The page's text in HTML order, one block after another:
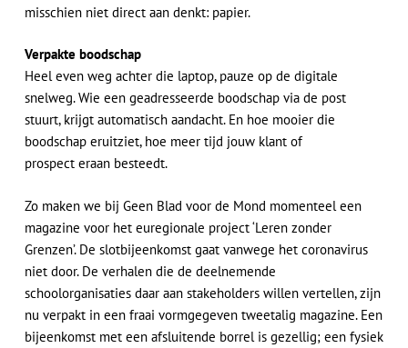
misschien niet direct aan denkt: papier.
Verpakte boodschap
Heel even weg achter die laptop, pauze op de digitale
snelweg. Wie een geadresseerde boodschap via de post
stuurt, krijgt automatisch aandacht. En hoe mooier die
boodschap eruitziet, hoe meer tijd jouw klant of
prospect eraan besteedt.
Zo maken we bij Geen Blad voor de Mond momenteel een
magazine voor het euregionale project ‘Leren zonder
Grenzen’. De slotbijeenkomst gaat vanwege het coronavirus
niet door. De verhalen die de deelnemende
schoolorganisaties daar aan stakeholders willen vertellen, zijn
nu verpakt in een fraai vormgegeven tweetalig magazine. Een
bijeenkomst met een afsluitende borrel is gezellig; een fysiek